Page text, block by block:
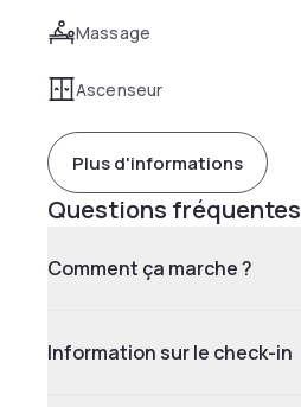
Massage
Ascenseur
Plus d'informations
Questions fréquentes
Comment ça marche ?
Information sur le check-in